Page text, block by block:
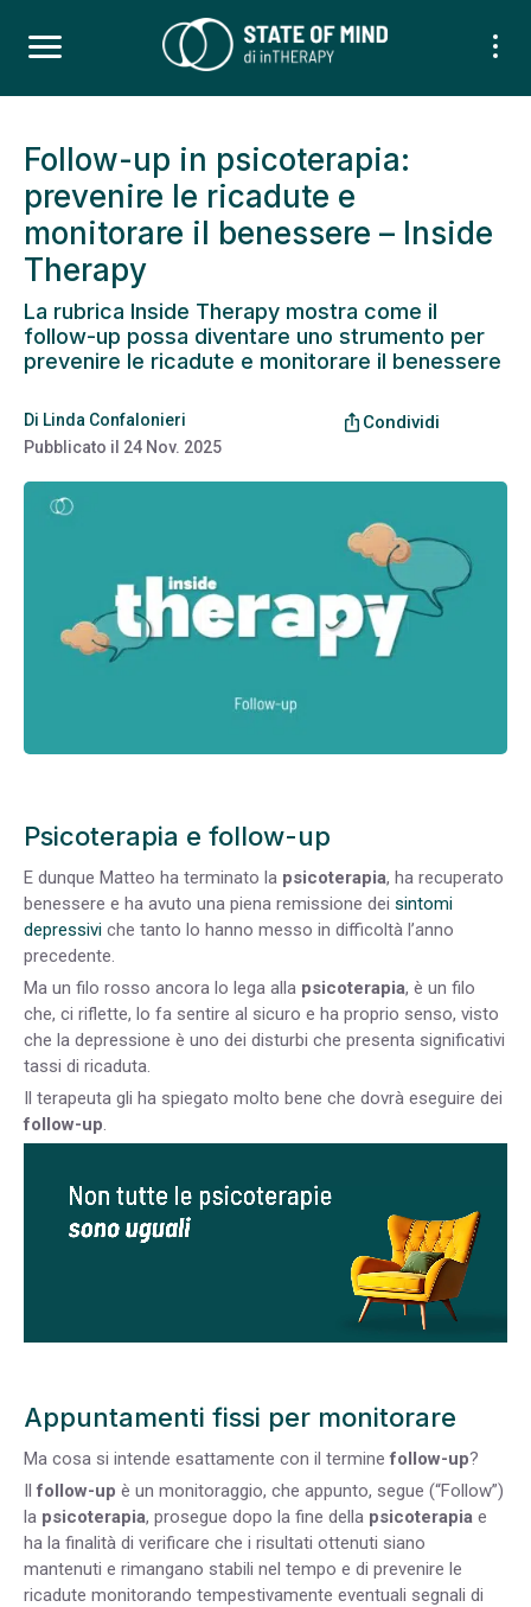
Follow-up in psicoterapia:
prevenire le ricadute e
monitorare il benessere – Inside
Therapy
La rubrica Inside Therapy mostra come il
follow-up possa diventare uno strumento per
prevenire le ricadute e monitorare il benessere
Di Linda Confalonieri
Pubblicato il 24 Nov. 2025
ios_share Condividi
Psicoterapia e follow-up
E dunque Matteo ha terminato la psicoterapia, ha recuperato
benessere e ha avuto una piena remissione dei sintomi
depressivi che tanto lo hanno messo in difficoltà l’anno
precedente.
Ma un filo rosso ancora lo lega alla psicoterapia, è un filo
che, ci riflette, lo fa sentire al sicuro e ha proprio senso, visto
che la depressione è uno dei disturbi che presenta significativi
tassi di ricaduta.
Il terapeuta gli ha spiegato molto bene che dovrà eseguire dei
follow-up.
Appuntamenti fissi per monitorare
Ma cosa si intende esattamente con il terminefollow-up?
Ilfollow-up è un monitoraggio, che appunto, segue (“Follow”)
la psicoterapia, prosegue dopo la fine della psicoterapia e
ha la finalità di verificare che i risultati ottenuti siano
mantenuti e rimangano stabili nel tempo e di prevenire le
ricadute monitorando tempestivamente eventuali segnali di